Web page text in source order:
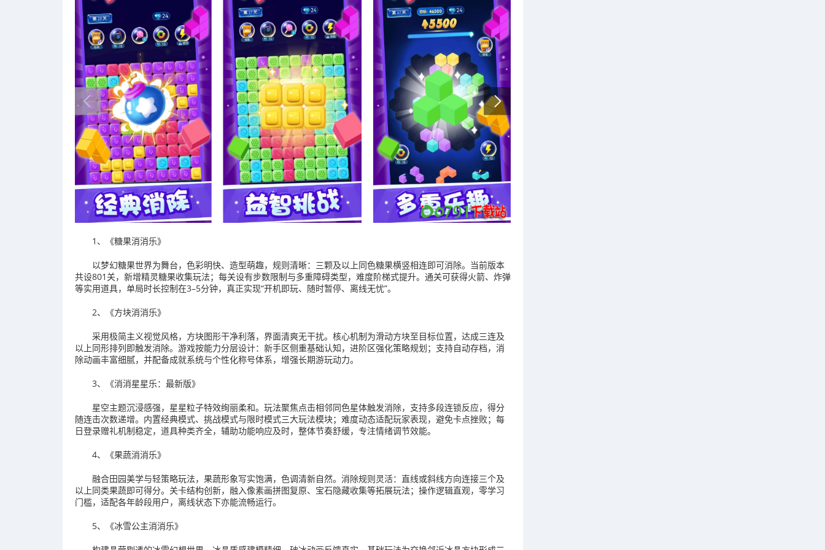
1、《糖果消消乐》
以梦幻糖果世界为舞台，色彩明快、造型萌趣，规则清晰：三颗及以上同色糖果横竖相连即可消除。当前版本
共设801关，新增精灵糖果收集玩法；每关设有步数限制与多重障碍类型，难度阶梯式提升。通关可获得火箭、炸弹
等实用道具，单局时长控制在3–5分钟，真正实现“开机即玩、随时暂停、离线无忧”。
2、《方块消消乐》
采用极简主义视觉风格，方块图形干净利落，界面清爽无干扰。核心机制为滑动方块至目标位置，达成三连及
以上同形排列即触发消除。游戏按能力分层设计：新手区侧重基础认知，进阶区强化策略规划；支持自动存档，消
除动画丰富细腻，并配备成就系统与个性化称号体系，增强长期游玩动力。
3、《消消星星乐：最新版》
星空主题沉浸感强，星星粒子特效绚丽柔和。玩法聚焦点击相邻同色星体触发消除，支持多段连锁反应，得分
随连击次数递增。内置经典模式、挑战模式与限时模式三大玩法模块；难度动态适配玩家表现，避免卡点挫败；每
日登录赠礼机制稳定，道具种类齐全，辅助功能响应及时，整体节奏舒缓，专注情绪调节效能。
4、《果蔬消消乐》
融合田园美学与轻策略玩法，果蔬形象写实饱满，色调清新自然。消除规则灵活：直线或斜线方向连接三个及
以上同类果蔬即可得分。关卡结构创新，融入像素画拼图复原、宝石隐藏收集等拓展玩法；操作逻辑直观，零学习
门槛，适配各年龄段用户，离线状态下亦能流畅运行。
5、《冰雪公主消消乐》